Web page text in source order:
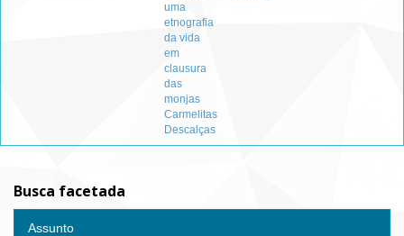
uma
etnografia
da vida
em
clausura
das
monjas
Carmelitas
Descalças
Busca facetada
Assunto